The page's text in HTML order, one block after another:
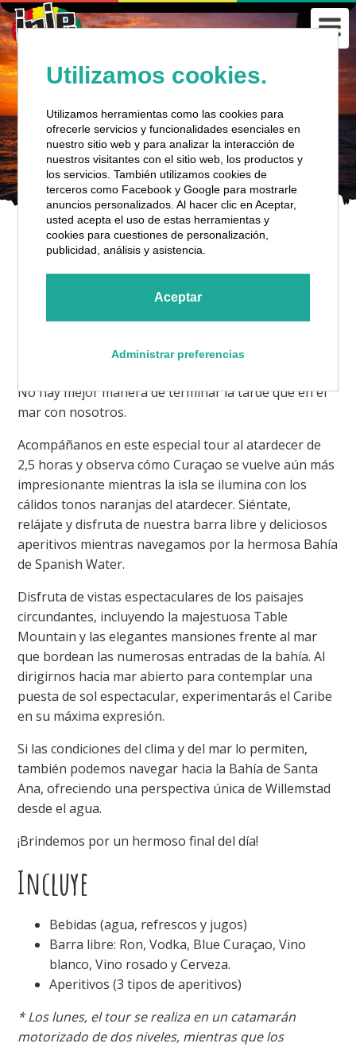
SUNSET SAIL
Detalles Del Recorrido
No hay mejor manera de terminar la tarde que en el
mar con nosotros.
Acompáñanos en este especial tour al atardecer de
2,5 horas y observa cómo Curaçao se vuelve aún más
impresionante mientras la isla se ilumina con los
cálidos tonos naranjas del atardecer. Siéntate,
relájate y disfruta de nuestra barra libre y deliciosos
aperitivos mientras navegamos por la hermosa Bahía
de Spanish Water.
Disfruta de vistas espectaculares de los paisajes
circundantes, incluyendo la majestuosa Table
Mountain y las elegantes mansiones frente al mar
que bordean las numerosas entradas de la bahía. Al
dirigirnos hacia mar abierto para contemplar una
puesta de sol espectacular, experimentarás el Caribe
en su máxima expresión.
Si las condiciones del clima y del mar lo permiten,
también podemos navegar hacia la Bahía de Santa
Ana, ofreciendo una perspectiva única de Willemstad
desde el agua.
¡Brindemos por un hermoso final del día!
Incluye
Bebidas (agua, refrescos y jugos)
Barra libre: Ron, Vodka, Blue Curaçao, Vino
blanco, Vino rosado y Cerveza.
Aperitivos (3 tipos de aperitivos)
* Los lunes, el tour se realiza en un catamarán
motorizado de dos niveles, mientras que los
Utilizamos cookies.
Utilizamos herramientas como las cookies para
ofrecerle servicios y funcionalidades esenciales en
nuestro sitio web y para analizar la interacción de
nuestros visitantes con el sitio web, los productos y
los servicios. También utilizamos cookies de
terceros como Facebook y Google para mostrarle
anuncios personalizados. Al hacer clic en Aceptar,
usted acepta el uso de estas herramientas y
cookies para cuestiones de personalización,
publicidad, análisis y asistencia.
Aceptar
Administrar preferencias